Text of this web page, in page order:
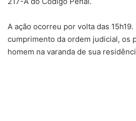
A ação ocorreu por volta das
cumprimento da ordem judicial, os
homem na varanda de sua